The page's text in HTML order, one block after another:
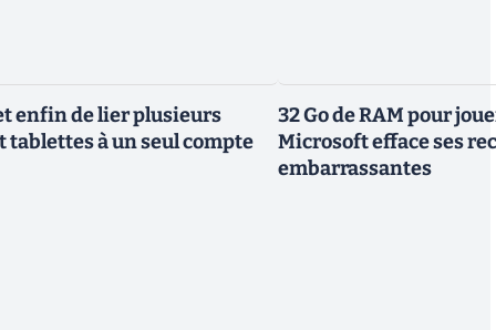
enfin de lier plusieurs
tablettes à un seul compte
32 Go de RAM pour
Microsoft efface ses
embarrassantes